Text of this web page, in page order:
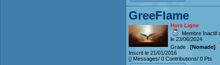
GreeFlame
Hors Ligne
Membre Inactif
le 23/06/2024
Grade : [Nomade]
Inscrit le 21/01/2016
0 Messages/ 0 Contributions/ 0 Pts